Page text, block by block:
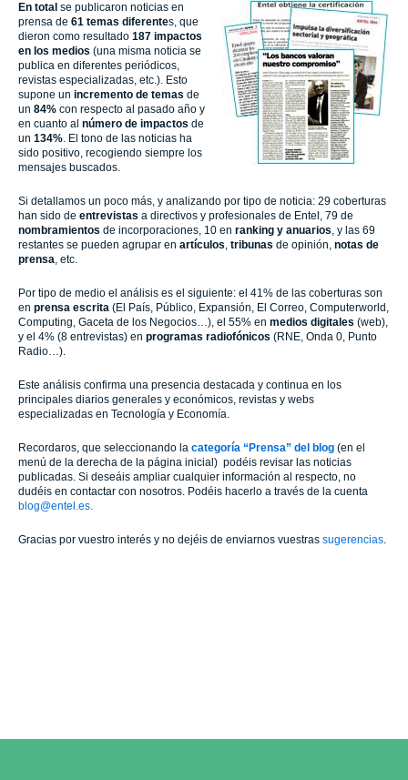
En total se publicaron noticias en
prensa de 61 temas diferentes, que
dieron como resultado 187 impactos
en los medios (una misma noticia se
publica en diferentes periódicos,
revistas especializadas, etc.). Esto
supone un incremento de temas de
un 84% con respecto al pasado año y
en cuanto al número de impactos de
un 134%. El tono de las noticias ha
sido positivo, recogiendo siempre los
mensajes buscados.
Si detallamos un poco más, y analizando por tipo de noticia: 29 coberturas
han sido de entrevistas a directivos y profesionales de Entel, 79 de
nombramientos de incorporaciones, 10 en ranking y anuarios, y las 69
restantes se pueden agrupar en artículos, tribunas de opinión, notas de
prensa, etc.
Por tipo de medio el análisis es el siguiente: el 41% de las coberturas son
en prensa escrita (El País, Público, Expansión, El Correo, Computerworld,
Computing, Gaceta de los Negocios…), el 55% en medios digitales (web),
y el 4% (8 entrevistas) en programas radiofónicos (RNE, Onda 0, Punto
Radio…).
Este análisis confirma una presencia destacada y continua en los
principales diarios generales y económicos, revistas y webs
especializadas en Tecnología y Economía.
Recordaros, que seleccionando la categoría “Prensa” del blog (en el
menú de la derecha de la página inicial) podéis revisar las noticias
publicadas. Si deseáis ampliar cualquier información al respecto, no
dudéis en contactar con nosotros. Podéis hacerlo a través de la cuenta
blog@entel.es.
Gracias por vuestro interés y no dejéis de enviarnos vuestras sugerencias.